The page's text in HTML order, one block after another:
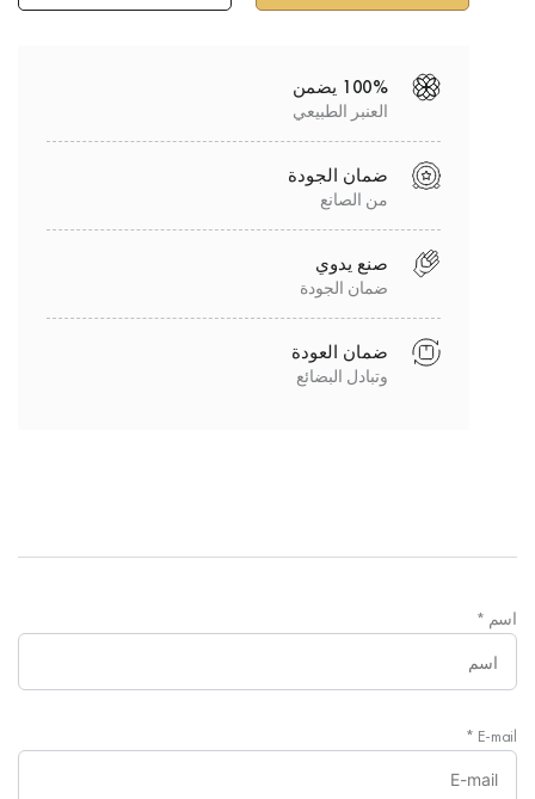
100% يضمن
العنبر الطبيعي
ضمان الجودة
من الصانع
صنع يدوي
ضمان الجودة
ضمان العودة
وتبادل البضائع
اسم *
E-mail
*